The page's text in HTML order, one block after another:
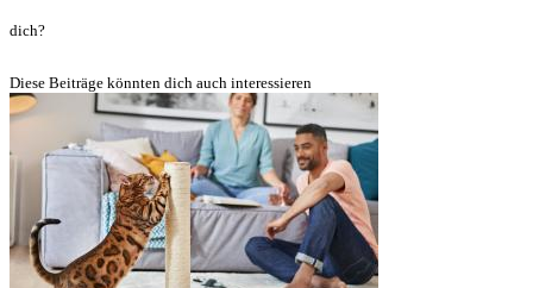
dich?
Diese Beiträge könnten dich auch interessieren